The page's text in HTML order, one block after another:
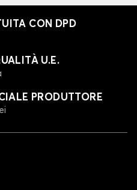
ALFA ROMEO 159
CON DPD
U.E.
PRODUTTORE